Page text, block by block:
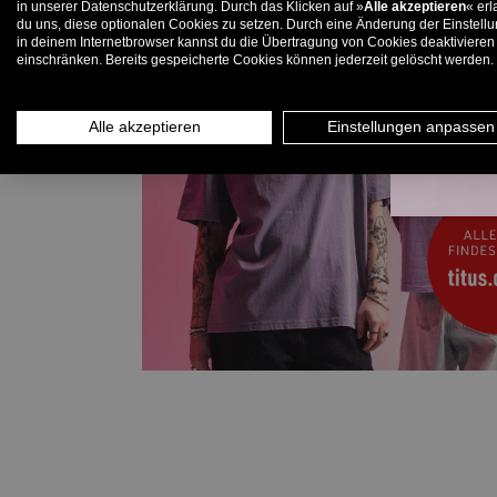
E-
in unserer Datenschutzerklärung. Durch das Klicken auf »Alle akzeptieren«
du uns, diese optionalen Cookies zu setzen. Durch eine Änderung der
in deinem Internetbrowser kannst du die Übertragung von Cookies
einschränken. Bereits gespeicherte Cookies können jederzeit gelöscht werden.
Alle akzeptieren Einstellungen anpassen